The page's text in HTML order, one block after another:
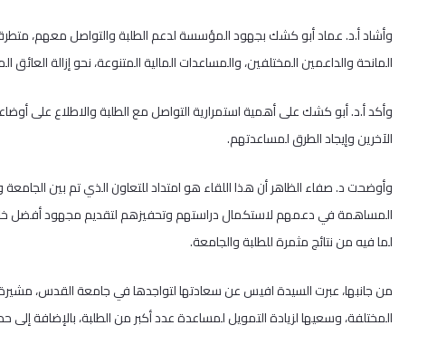
وأشاد أ.د. عماد أبو كشك بجهود المؤسسة لدعم الطلبة والتواصل معهم،
المانحة والداعمين المختلفين، والمساعدات المالية المتنوعة، نحو إزالة
وأكد أ.د. أبو كشك على أهمية استمرارية التواصل مع الطلبة والاطلاع على
الآخرين وإيجاد الطرق لمساعدتهم.
وأوضحت د. صفاء الظاهر أن هذا اللقاء هو امتداد للتعاون الذي تم بين
المساهمة في دعمهم لاستكمال دراستهم وتحفيزهم لتقديم مجهود أفضل خلال
لما فيه من نتائج مثمرة للطلبة والجامعة.
من جانبها، عبرت السيدة افيس عن سعادتها لتواجدها في جامعة القدس،
المختلفة، وسعيها لزيادة التمويل لمساعدة عدد أكبر من الطلبة، بالإضافة إلى